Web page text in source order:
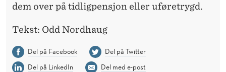
dem over på tidligpensjon eller uføretrygd.
Tekst: Odd Nordhaug
Del på Facebook
Del på Twitter
Del på LinkedIn
Del med e-post